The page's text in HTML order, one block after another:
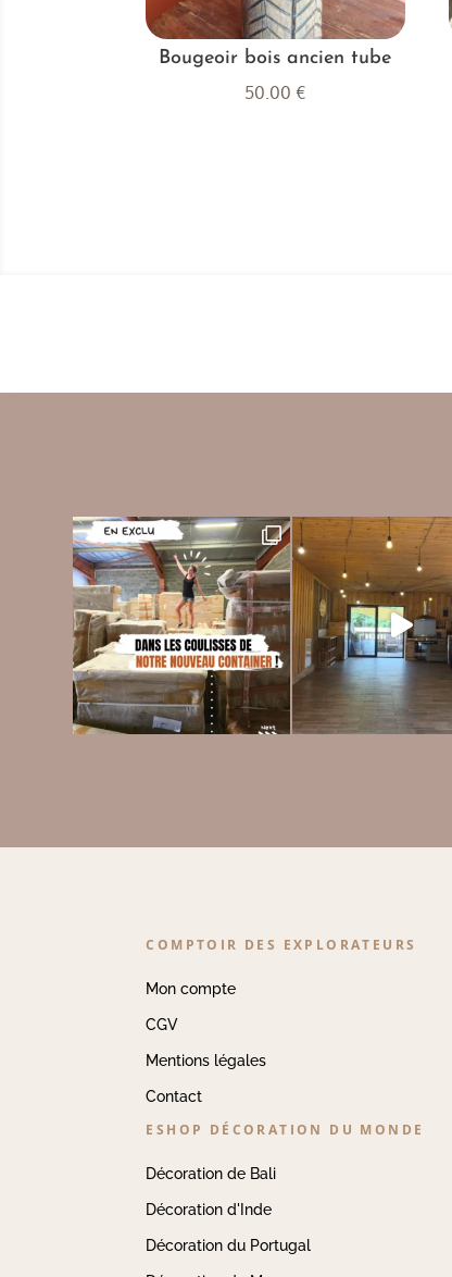
Bougeoir bois ancien tube
50.00 €
COMPTOIR DES EXPLORATEURS
Mon compte
CGV
Mentions légales
Contact
ESHOP DÉCORATION DU MONDE
Décoration de Bali
Décoration d'Inde
Décoration du Portugal